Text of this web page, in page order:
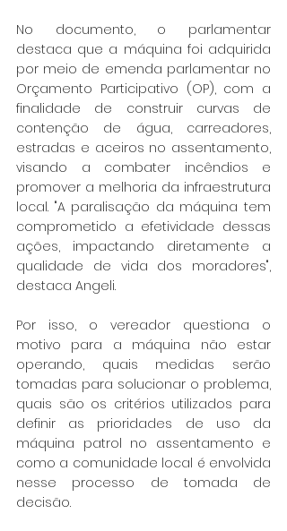
No documento, o parlamentar
destaca que a máquina foi adquirida
por meio de emenda parlamentar no
Orçamento Participativo (OP), com a
finalidade de construir curvas de
contenção de água, carreadores,
estradas e aceiros no assentamento,
visando a combater incêndios e
promover a melhoria da infraestrutura
local. "A paralisação da máquina tem
comprometido a efetividade dessas
ações, impactando diretamente a
qualidade de vida dos moradores",
destaca Angeli.
Por isso, o vereador questiona o
motivo para a máquina não estar
operando, quais medidas serão
tomadas para solucionar o problema,
quais são os critérios utilizados para
definir as prioridades de uso da
máquina patrol no assentamento e
como a comunidade local é envolvida
nesse processo de tomada de
decisão.